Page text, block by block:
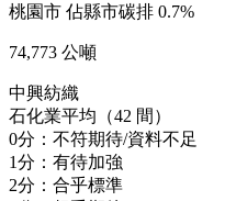
桃園市 佔縣市碳排 0.7%
74,773 公噸
中興紡織
石化業平均（42 間）
0分：不符期待/資料不足
1分：有待加強
2分：合乎標準